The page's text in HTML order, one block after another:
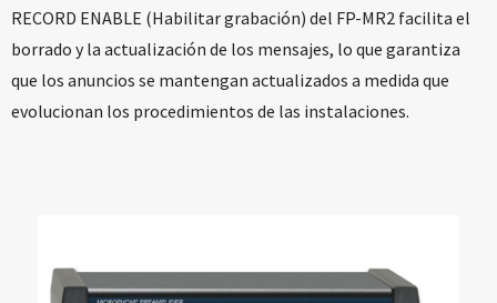
RECORD ENABLE (Habilitar grabación) del FP-MR2 facilita el
borrado y la actualización de los mensajes, lo que garantiza
que los anuncios se mantengan actualizados a medida que
evolucionan los procedimientos de las instalaciones.